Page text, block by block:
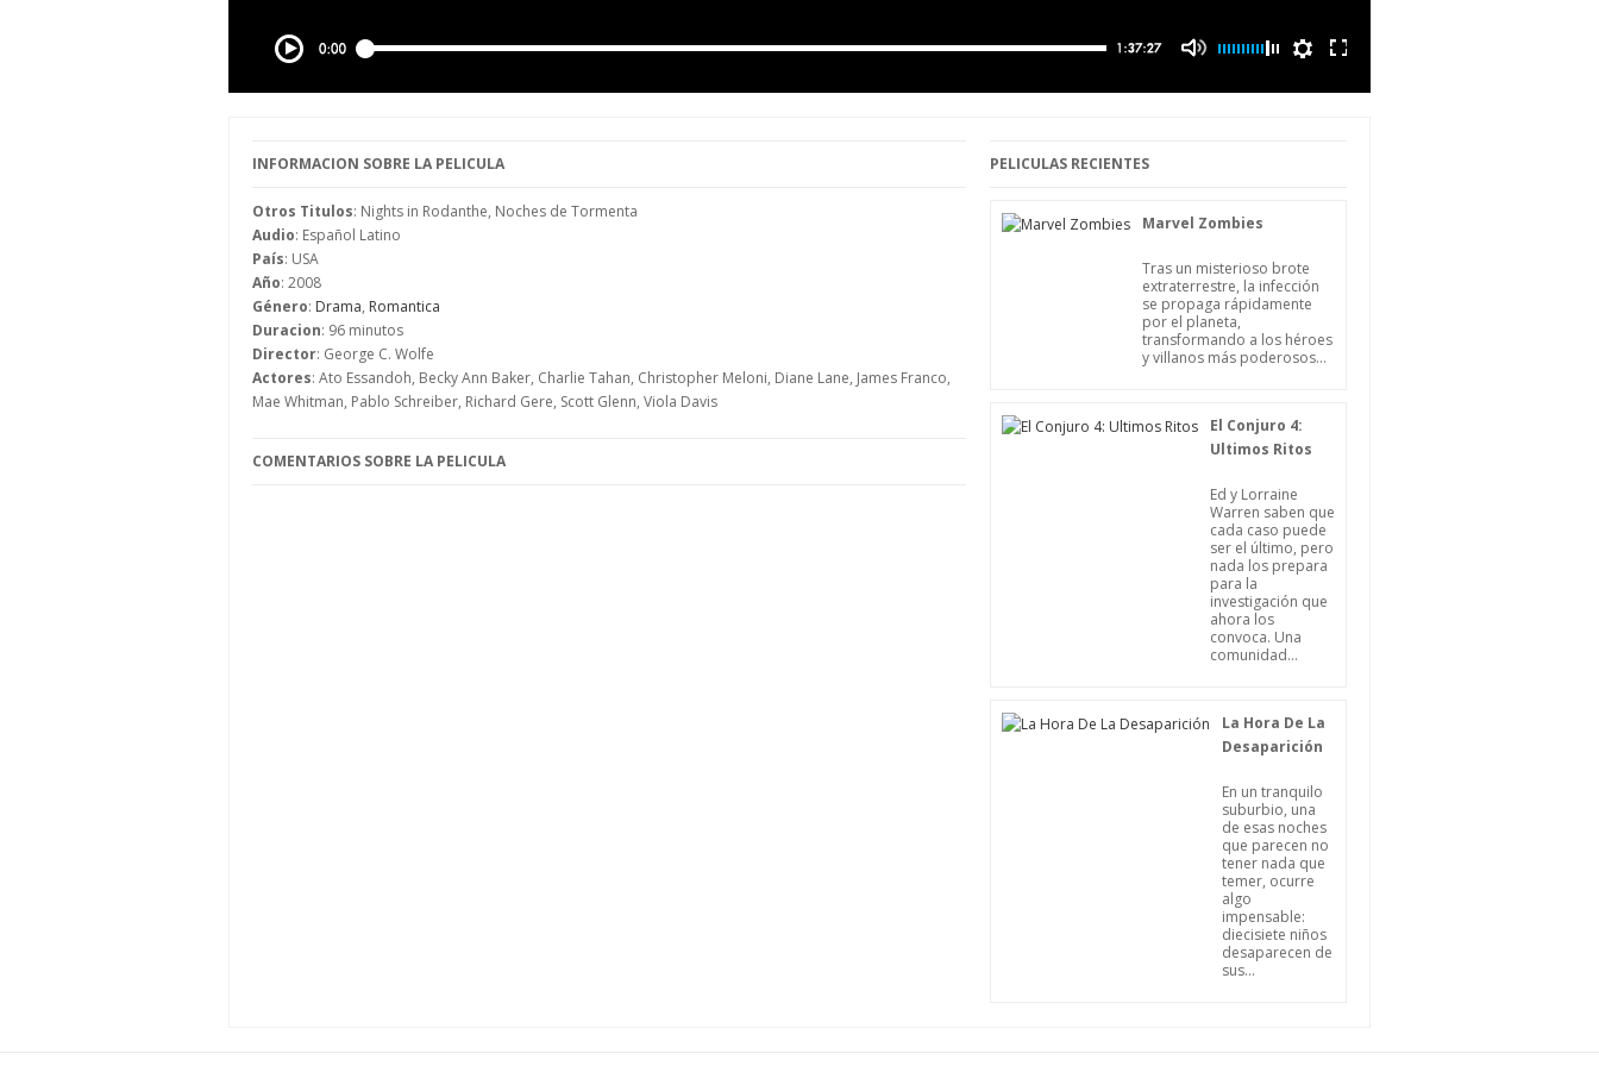
INFORMACION SOBRE LA PELICULA
Otros Titulos: Nights in Rodanthe, Noches de Tormenta
Audio: Español Latino
País: USA
Año: 2008
Género: Drama, Romantica
Duracion: 96 minutos
Director: George C. Wolfe
Actores: Ato Essandoh, Becky Ann Baker, Charlie Tahan, Christopher Meloni, Diane Lane, James Franco,
Mae Whitman, Pablo Schreiber, Richard Gere, Scott Glenn, Viola Davis
COMENTARIOS SOBRE LA PELICULA
PELICULAS RECIENTES
Marvel Zombies
Tras un misterioso brote
extraterrestre, la infección
se propaga rápidamente
por el planeta,
transformando a los héroes
y villanos más poderosos...
El Conjuro 4:
Ultimos Ritos
Ed y Lorraine
Warren saben que
cada caso puede
ser el último, pero
nada los prepara
para la
investigación que
ahora los
convoca. Una
comunidad...
La Hora De La
Desaparición
En un tranquilo
suburbio, una
de esas noches
que parecen no
tener nada que
temer, ocurre
algo
impensable:
diecisiete niños
desaparecen de
sus...